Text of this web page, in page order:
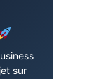
sur